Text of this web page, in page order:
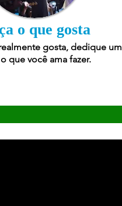
o que gosta
gosta, dedique um
que você ama fazer.